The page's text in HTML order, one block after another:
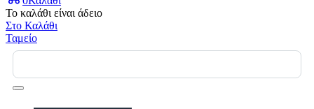
Το καλάθι είναι άδειο
Στο Καλάθι
Ταμείο